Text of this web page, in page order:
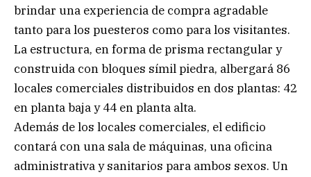
brindar una experiencia de compra agradable
tanto para los puesteros como para los visitantes.
La estructura, en forma de prisma rectangular y
construida con bloques símil piedra, albergará 86
locales comerciales distribuidos en dos plantas: 42
en planta baja y 44 en planta alta.
Además de los locales comerciales, el edificio
contará con una sala de máquinas, una oficina
administrativa y sanitarios para ambos sexos. Un